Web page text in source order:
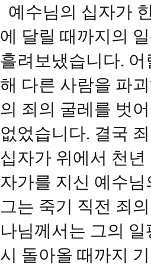
예수님의 십자가
에 달릴 때까지의
흘려보냈습니다.
해 다른 사람을 파
의 죄의 굴레를 벗
없었습니다. 결국
십자가 위에서 천
자가를 지신 예수
그는 죽기 직전 죄
나님께서는 그의
시 돌아올 때까지